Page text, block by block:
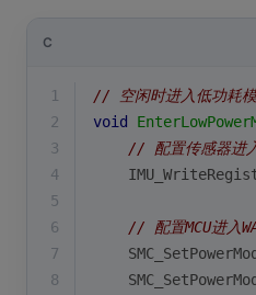
C
1
// 空闲时进入低功耗
2
void
3
// 配置传感器进
4
5
6
// 配置MCU进入
7
8